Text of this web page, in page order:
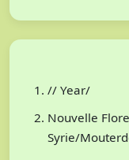
// Year/
Nouvelle
Syrie/